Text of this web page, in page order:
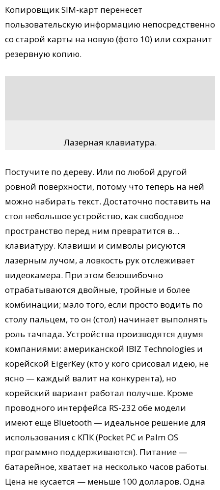
Копировщик SIM-карт перенесет
пользовательскую информацию непосредственно
со старой карты на новую (фото 10) или сохранит
резервную копию.
Лазерная клавиатура.
Постучите по дереву. Или по любой другой
ровной поверхности, потому что теперь на ней
можно набирать текст. Достаточно поставить на
стол небольшое устройство, как свободное
пространство перед ним превратится в…
клавиатуру. Клавиши и символы рисуются
лазерным лучом, а ловкость рук отслеживает
видеокамера. При этом безошибочно
отрабатываются двойные, тройные и более
комбинации; мало того, если просто водить по
столу пальцем, то он (стол) начинает выполнять
роль тачпада. Устройства производятся двумя
компаниями: американской IBIZ Technologies и
корейской EigerKey (кто у кого срисовал идею, не
ясно — каждый валит на конкурента), но
корейский вариант работал получше. Кроме
проводного интерфейса RS-232 обе модели
имеют еще Bluetooth — идеальное решение для
использования с КПК (Pocket PC и Palm OS
программно поддерживаются). Питание —
батарейное, хватает на несколько часов работы.
Цена не кусается — меньше 100 долларов. Одна